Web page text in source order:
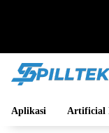
Aplikasi Artificial